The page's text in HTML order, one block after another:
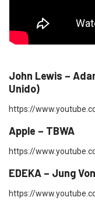
John Lewis –
Unido)
https://
Apple – TBWA
https://
EDEKA – Jung
https://